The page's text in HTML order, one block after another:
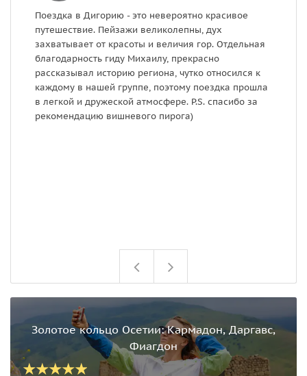
Поездка в Дигорию - это невероятно красивое
путешествие. Пейзажи великолепны, дух
захватывает от красоты и величия гор. Отдельная
благодарность гиду Михаилу, прекрасно
рассказывал историю региона, чутко относился к
каждому в нашей группе, поэтому поездка прошла
в легкой и дружеской атмосфере. P.S. спасибо за
рекомендацию вишневого пирога)
Золотое кольцо Осетии: Кармадон, Даргавс,
Фиагдон